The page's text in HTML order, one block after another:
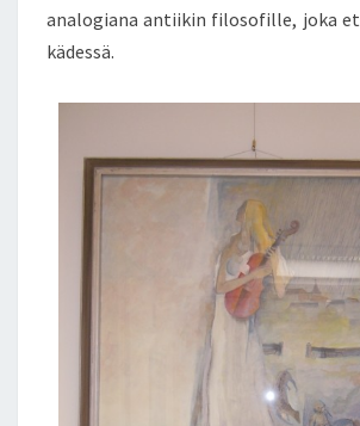
analogiana antiikin filosofille, joka
kädessä.